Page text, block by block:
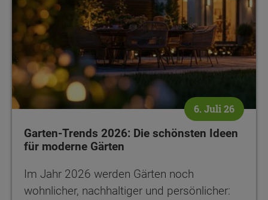
6. Juli 26
Garten-Trends 2026: Die schönsten Ideen
für moderne Gärten
Im Jahr 2026 werden Gärten noch
wohnlicher, nachhaltiger und persönlicher: